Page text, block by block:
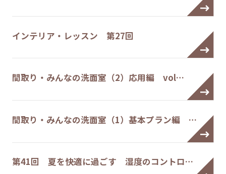
インテリア・レッスン 第27回
間取り・みんなの洗面室（2）応用編 vol…
間取り・みんなの洗面室（1）基本プラン編 …
第41回 夏を快適に過ごす 湿度のコントロ…